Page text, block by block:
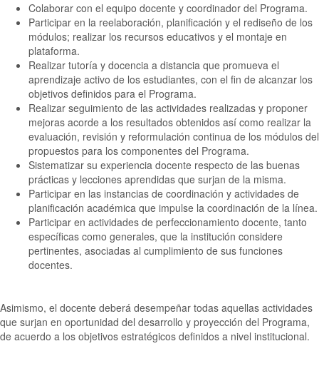
Colaborar con el equipo docente y coordinador del Programa.
Participar en la reelaboración, planificación y el rediseño de los
módulos; realizar los recursos educativos y el montaje en
plataforma.
Realizar tutoría y docencia a distancia que promueva el
aprendizaje activo de los estudiantes, con el fin de alcanzar los
objetivos definidos para el Programa.
Realizar seguimiento de las actividades realizadas y proponer
mejoras acorde a los resultados obtenidos así como realizar la
evaluación, revisión y reformulación continua de los módulos del
propuestos para los componentes del Programa.
Sistematizar su experiencia docente respecto de las buenas
prácticas y lecciones aprendidas que surjan de la misma.
Participar en las instancias de coordinación y actividades de
planificación académica que impulse la coordinación de la línea.
Participar en actividades de perfeccionamiento docente, tanto
específicas como generales, que la institución considere
pertinentes, asociadas al cumplimiento de sus funciones
docentes.
Asimismo, el docente deberá desempeñar todas aquellas actividades
que surjan en oportunidad del desarrollo y proyección del Programa,
de acuerdo a los objetivos estratégicos definidos a nivel institucional.